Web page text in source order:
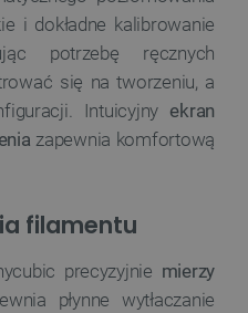
i dokładne kalibrowanie
potrzebę ręcznych
się na tworzeniu, a
Intuicyjny ekran
zapewnia komfortową
filamentu
precyzyjnie mierzy
płynne wytłaczanie